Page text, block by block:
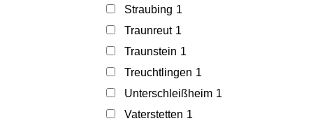
Straubing 1
Traunreut 1
Traunstein 1
Treuchtlingen 1
Unterschleißheim 1
Vaterstetten 1